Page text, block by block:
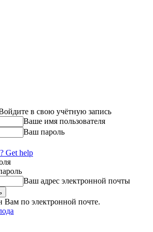
в свою учётную запись
Ваше имя пользователя
Ваш пароль
Get help
Ваш адрес электронной почты
Вам по электронной почте.